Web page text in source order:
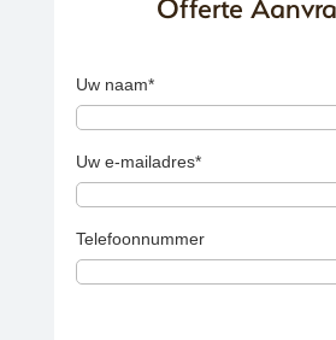
Offerte
Uw naam*
Uw e-mailadres*
Telefoonnummer